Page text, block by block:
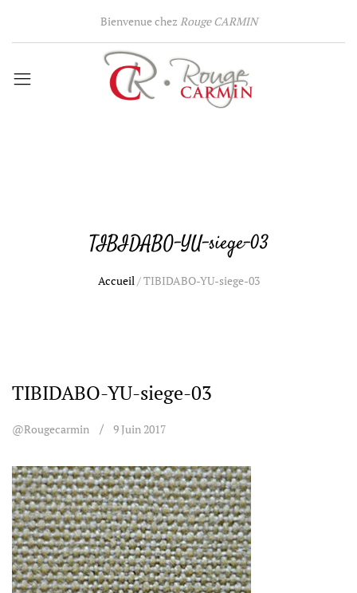
Bienvenue chez Rouge CARMIN
TIBIDABO-YU-siege-03
Accueil/TIBIDABO-YU-siege-03
TIBIDABO-YU-siege-03
@rougecarmin 9 Juin 2017